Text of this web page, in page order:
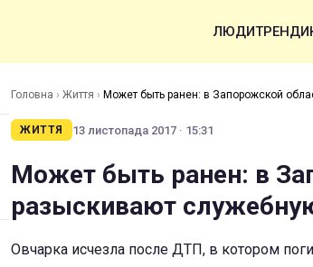
ЛЮДИТРЕНДИ
Головна › Життя › Может быть ранен: в Запорожской
ЖИТТЯ 13 листопада 2017 · 15:31
Может быть ранен: в
разыскивают
Овчарка исчезла после ДТП, в котором